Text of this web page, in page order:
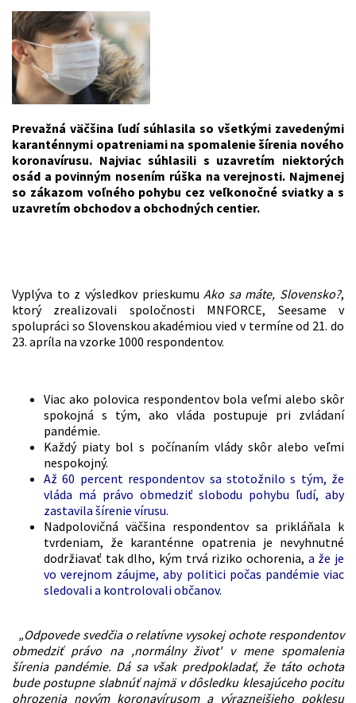
Prevažná väčšina ľudí súhlasila so všetkými zavedenými
karanténnymi opatreniami na spomalenie šírenia nového
koronavírusu. Najviac súhlasili s uzavretím niektorých
osád a povinným nosením rúška na verejnosti. Najmenej
so zákazom voľného pohybu cez veľkonočné sviatky a s
uzavretím obchodov a obchodných centier.
Vyplýva to z výsledkov prieskumuAko sa máte, Slovensko?,
ktorý zrealizovali spoločnosti MNFORCE, Seesame v
spolupráci so Slovenskou akadémiou vied v termíne od 21. do
23. apríla na vzorke 1000 respondentov.
Viac ako polovica respondentov bola veľmi alebo skôr
spokojná s tým, ako vláda postupuje pri zvládaní
pandémie.
Každý piaty bol s počínaním vlády skôr alebo veľmi
nespokojný.
Až 60 percent respondentov sa stotožnilo s tým, že
vláda má právo obmedziť slobodu pohybu ľudí, aby
zastavila šírenie vírusu.
Nadpolovičná väčšina respondentov sa prikláňala k
tvrdeniam, že karanténne opatrenia je nevyhnutné
dodržiavať tak dlho, kým trvá riziko ochorenia, a že je
vo verejnom záujme, aby politici počas pandémie viac
sledovali a kontrolovali občanov.
„Odpovede svedčia o relatívne vysokej ochote respondentov
obmedziť právo na ,normálny život' v mene spomalenia
šírenia pandémie. Dá sa však predpokladať, že táto ochota
bude postupne slabnúť najmä v dôsledku klesajúceho pocitu
ohrozenia novým koronavírusom a výraznejšieho poklesu